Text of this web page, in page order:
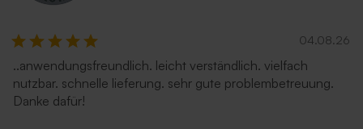
04.08.26
..anwendungsfreundlich. leicht verständlich. vielfach
nutzbar. schnelle lieferung. sehr gute problembetreuung.
Danke dafür!